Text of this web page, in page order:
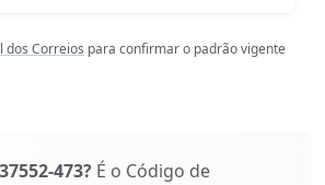
dos Correios para confirmar o padrão vigente
473? É o Código de